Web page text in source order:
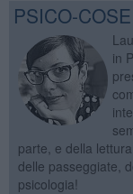
PSICO-
in
parte, e della
delle passeggiate,
psicologia!